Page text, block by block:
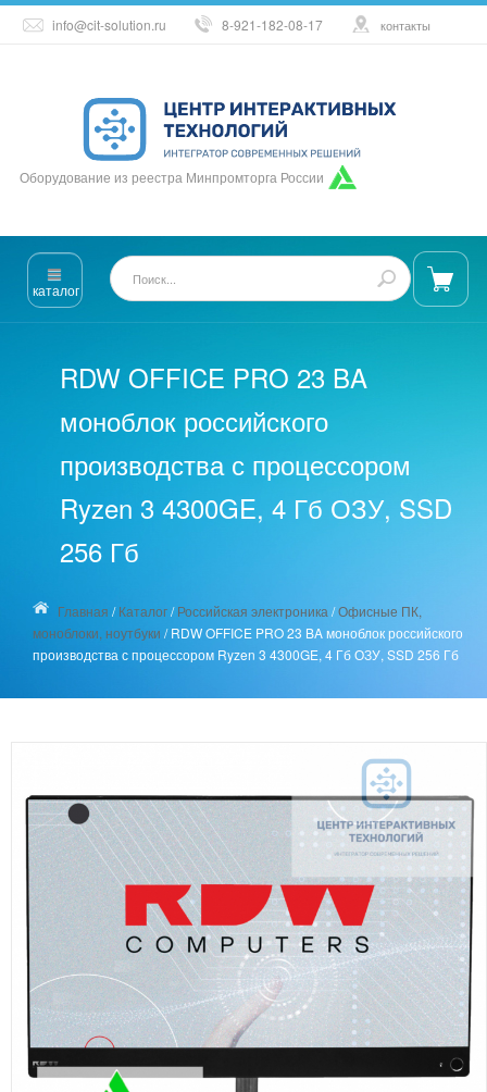
info@cit-solution.ru 8-921-182-08-17 контакты
Оборудование из реестра Минпромторга России
каталог
RDW OFFICE PRO 23 BA
моноблок российского
производства с процессором
Ryzen 3 4300GE, 4 Гб ОЗУ, SSD
256 Гб
Главная /Каталог/Российская электроника /Офисные ПК,
моноблоки, ноутбуки /RDW OFFICE PRO 23 BA моноблок российского
производства с процессором Ryzen 3 4300GE, 4 Гб ОЗУ, SSD 256 Гб